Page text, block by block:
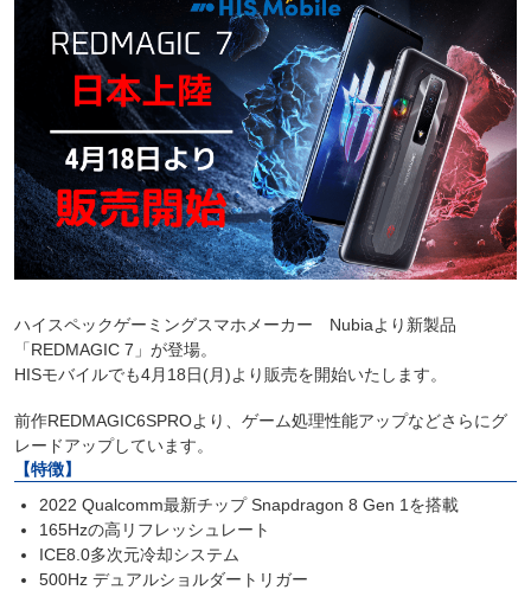
ハイスペックゲーミングスマホメーカー Nubiaより新製品
「REDMAGIC 7」が登場。
HISモバイルでも4月18日(月)より販売を開始いたします。
前作REDMAGIC6SPROより、ゲーム処理性能アップなどさらにグ
レードアップしています。
【特徴】
2022 Qualcomm最新チップ Snapdragon 8 Gen 1を搭載
165Hzの高リフレッシュレート
ICE8.0多次元冷却システム
500Hz デュアルショルダートリガー